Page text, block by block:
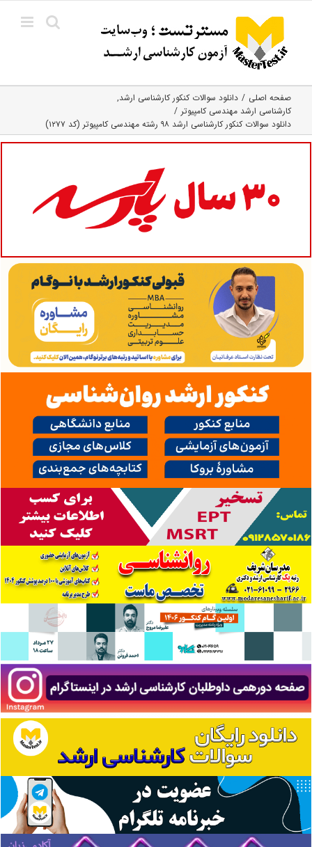
content
صفحه اصلی
دانلود سوالات کنکور کارشناسی ارشد
کارشناسی ارشد مهندسی کامپیوتر
دانلود سوالات کنکور کارشناسی ارشد ۹۸ رشته مهندسی کامپیوتر (کد ۱۲۷۷)